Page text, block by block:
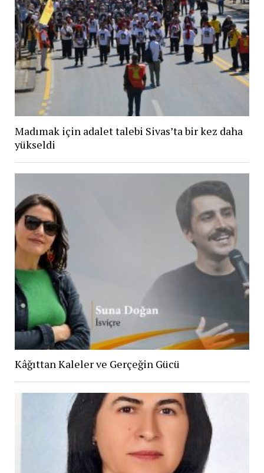
Madımak için adalet talebi Sivas’ta bir kez daha
yükseldi
Kâğıttan Kaleler ve Gerçeğin Gücü